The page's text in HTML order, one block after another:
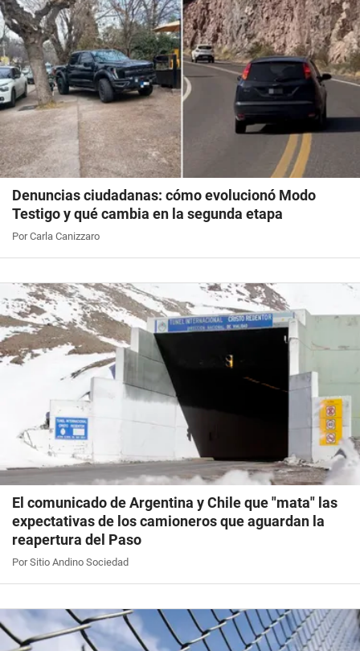
Denuncias ciudadanas: cómo evolucionó Modo
Testigo y qué cambia en la segunda etapa
Por Carla Canizzaro
El comunicado de Argentina y Chile que "mata" las
expectativas de los camioneros que aguardan la
reapertura del Paso
Por Sitio Andino Sociedad